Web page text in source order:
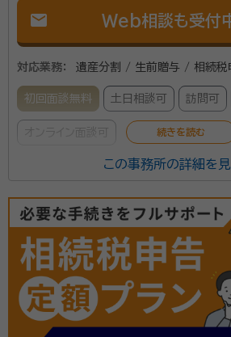
mail Web相談も受付
対応業務： 遺産分割 / 生前贈与 / 相続税
初回面談無料 土日相談可 訪問可
オンライン面談可
事務所口コミ（抜粋）：
account_circle 満足度 5.0 ご利用時期：2021/
辻・本郷 税理士法人は、全国主要都
税理士事務所です。2025年度の相
6,072件。2013年から累計で
税申告をお手伝いしています。 初め
この事務所の詳細を